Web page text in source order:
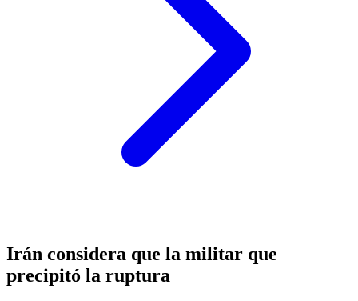
Irán considera que la militar que
precipitó la ruptura